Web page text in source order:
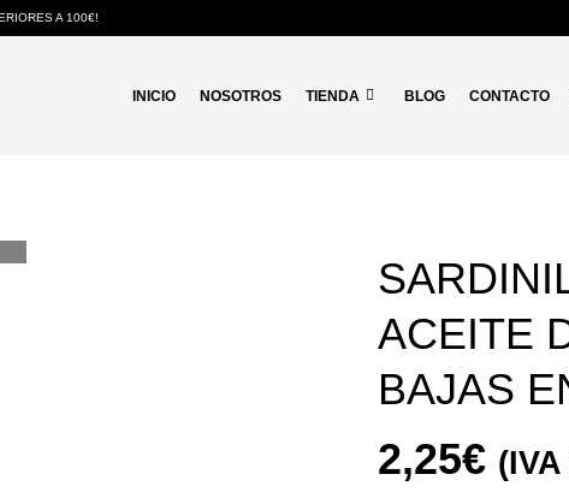
A 100€!
INICIO NOSOTROS TIENDA BLOG CONTACTO
ACEITE
BAJAS
2,25€